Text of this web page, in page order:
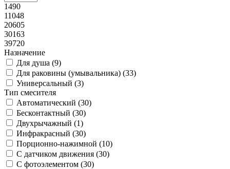
1490
11048
20605
30163
39720
Назначение
Для душа (9)
Для раковины (умывальника) (33)
Универсальный (3)
Тип смесителя
Автоматический (30)
Бесконтактный (30)
Двухрычажный (1)
Инфракрасный (30)
Порционно-нажимной (10)
С датчиком движения (30)
С фотоэлементом (30)